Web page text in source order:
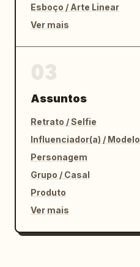
Esboço / Arte Linear
Ver mais
Assuntos
Retrato / Selfie
Influenciador(a) / Modelo
Personagem
Grupo / Casal
Produto
Ver mais